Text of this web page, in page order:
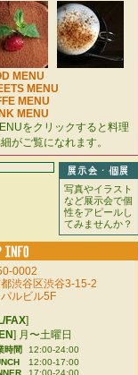
MENU
MENU
MENU
MENU
をクリックすると料理
がご覧になれます。
写真やイラスト
など展示会で個
性をアピールし
てみませんか？
0002
渋谷区渋谷3-15-2
ルビル5F
FAX]
] 月〜土曜日
時間
12:00-24:00
12:00-17:00
17:00-24:00